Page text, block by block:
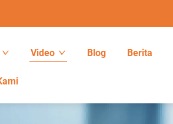
Video Blog Berita